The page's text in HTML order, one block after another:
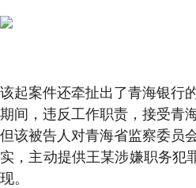
该起案件还牵扯出了青海银行
期间，违反工作职责，接受青
但该被告人对青海省监察委员
实，主动提供王某涉嫌职务犯
现。